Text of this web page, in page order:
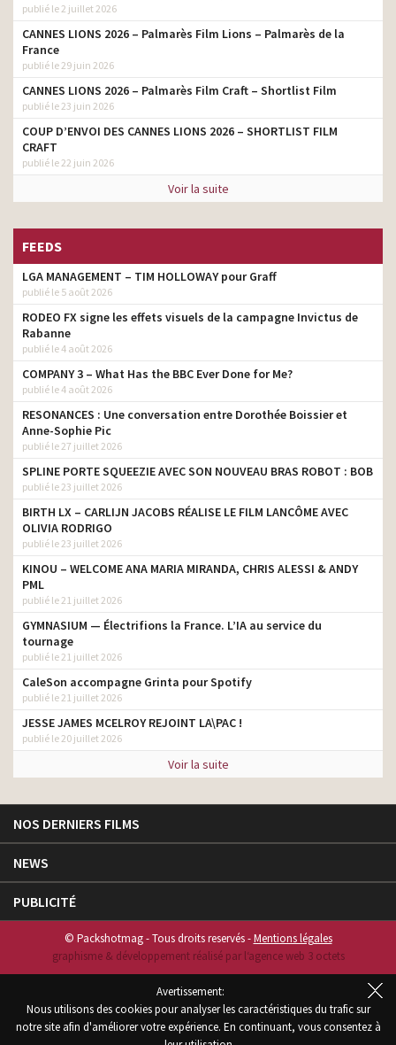
publié le 2 juillet 2026
CANNES LIONS 2026 – Palmarès Film Lions – Palmarès de la
France
publié le 29 juin 2026
CANNES LIONS 2026 – Palmarès Film Craft – Shortlist Film
publié le 23 juin 2026
COUP D’ENVOI DES CANNES LIONS 2026 – SHORTLIST FILM
CRAFT
publié le 22 juin 2026
Voir la suite
FEEDS
LGA MANAGEMENT – TIM HOLLOWAY pour Graff
publié le 5 août 2026
RODEO FX signe les effets visuels de la campagne Invictus de
Rabanne
publié le 4 août 2026
COMPANY 3 – What Has the BBC Ever Done for Me?
publié le 4 août 2026
RESONANCES : Une conversation entre Dorothée Boissier et
Anne-Sophie Pic
publié le 27 juillet 2026
SPLINE PORTE SQUEEZIE AVEC SON NOUVEAU BRAS ROBOT : BOB
publié le 23 juillet 2026
BIRTH LX – CARLIJN JACOBS RÉALISE LE FILM LANCÔME AVEC
OLIVIA RODRIGO
publié le 23 juillet 2026
KINOU – WELCOME ANA MARIA MIRANDA, CHRIS ALESSI & ANDY
PML
publié le 21 juillet 2026
GYMNASIUM — Électrifions la France. L’IA au service du
tournage
publié le 21 juillet 2026
CaleSon accompagne Grinta pour Spotify
publié le 21 juillet 2026
JESSE JAMES MCELROY REJOINT LA\PAC !
publié le 20 juillet 2026
Voir la suite
NOS DERNIERS FILMS
NEWS
PUBLICITÉ
© Packshotmag - Tous droits reservés -Mentions légales
graphisme & développement réalisé par l‘agence web 3 octets
Avertissement:
Nous utilisons des cookies pour analyser les caractéristiques du trafic sur
notre site afin d'améliorer votre expérience. En continuant, vous consentez à